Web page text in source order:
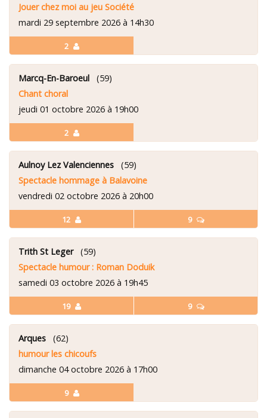
2
Jouer chez moi au jeu Société
mardi 29 septembre 2026 à 14h30
2
Marcq-En-Baroeul (59)
Chant choral
jeudi 01 octobre 2026 à 19h00
12 9
Aulnoy Lez Valenciennes (59)
Spectacle hommage à Balavoine
vendredi 02 octobre 2026 à 20h00
19 9
Trith St Leger(59)
Spectacle humour : Roman Doduik
samedi 03 octobre 2026 à 19h45
9
Arques (62)
humour les chicoufs
dimanche 04 octobre 2026 à 17h00